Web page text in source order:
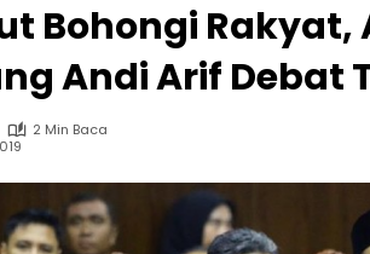
Bohongi Rakyat,
Andi Arif Debat
2 Min Baca